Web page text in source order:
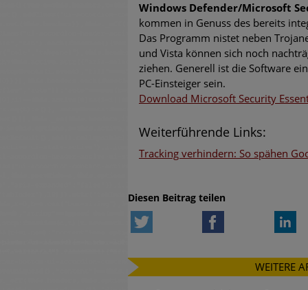
Windows Defender/Microsoft
kommen in Genuss des bereits
Das Programm nistet neben
und Vista können sich noch
ziehen. Generell ist die Software
PC-Einsteiger sein.
Download Microsoft Security
Weiterführende Links:
Tracking verhindern: So spähen
Diesen Beitrag teilen
WEITERE